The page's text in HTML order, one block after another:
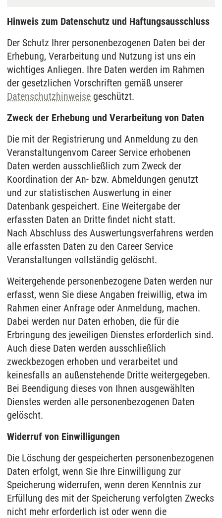
Hinweis zum Datenschutz und Haftungsausschluss
Der Schutz Ihrer personenbezogenen Daten bei der
Erhebung, Verarbeitung und Nutzung ist uns ein
wichtiges Anliegen. Ihre Daten werden im Rahmen
der gesetzlichen Vorschriften gemäß unserer
Datenschutzhinweise geschützt.
Zweck der Erhebung und Verarbeitung von Daten
Die mit der Registrierung und Anmeldung zu den
Veranstaltungenvom Career Service erhobenen
Daten werden ausschließlich zum Zweck der
Koordination der An- bzw. Abmeldungen genutzt
und zur statistischen Auswertung in einer
Datenbank gespeichert. Eine Weitergabe der
erfassten Daten an Dritte findet nicht statt.
Nach Abschluss des Auswertungsverfahrens werden
alle erfassten Daten zu den Career Service
Veranstaltungen vollständig gelöscht.
Weitergehende personenbezogene Daten werden nur
erfasst, wenn Sie diese Angaben freiwillig, etwa im
Rahmen einer Anfrage oder Anmeldung, machen.
Dabei werden nur Daten erhoben, die für die
Erbringung des jeweiligen Dienstes erforderlich sind.
Auch diese Daten werden ausschließlich
zweckbezogen erhoben und verarbeitet und
keinesfalls an außenstehende Dritte weitergegeben.
Bei Beendigung dieses von Ihnen ausgewählten
Dienstes werden alle personenbezogenen Daten
gelöscht.
Widerruf von Einwilligungen
Die Löschung der gespeicherten personenbezogenen
Daten erfolgt, wenn Sie Ihre Einwilligung zur
Speicherung widerrufen, wenn deren Kenntnis zur
Erfüllung des mit der Speicherung verfolgten Zwecks
nicht mehr erforderlich ist oder wenn die